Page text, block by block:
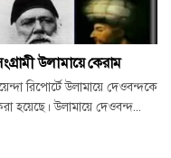
উলামায়ে কেরাম
রিপোর্টে উলামায়ে দেওবন্দকে
হয়েছে। উলামায়ে দেওবন্দ...